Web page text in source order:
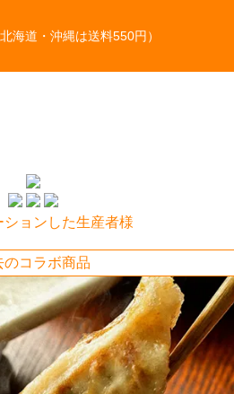
海道・沖縄は送料550円）
ションした生産者様
のコラボ商品